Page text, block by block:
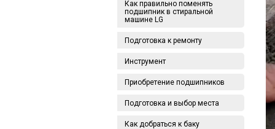
Как правильно поменять
подшипник в стиральной
машине LG
Подготовка к ремонту
Инструмент
Приобретение подшипников
Подготовка и выбор места
Как добраться к баку